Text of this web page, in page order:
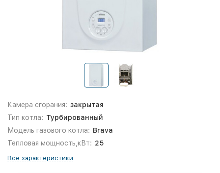
Камера сгорания: закрытая
Тип котла: Турбированный
Модель газового котла: Brava
Тепловая мощность,кВт: 25
Все характеристики